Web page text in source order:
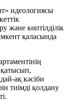
идеологиясы
және көптілділік
қаласында
ақ кәсіби
тиімді қолдану